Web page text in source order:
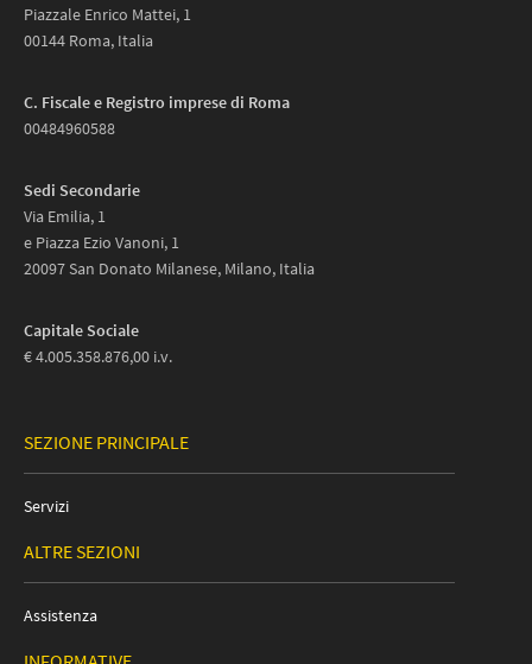
Piazzale Enrico Mattei, 1
00144 Roma, Italia
C. Fiscale e Registro imprese di Roma
00484960588
Sedi Secondarie
Via Emilia, 1
e Piazza Ezio Vanoni, 1
20097 San Donato Milanese, Milano, Italia
Capitale Sociale
€ 4.005.358.876,00 i.v.
SEZIONE PRINCIPALE
Servizi
ALTRE SEZIONI
Assistenza